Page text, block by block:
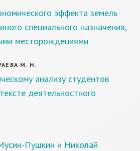
эффекта земель
специального назначения,
месторождениями
М. Н.
анализу студентов
деятельностного
Пушкин и Николай